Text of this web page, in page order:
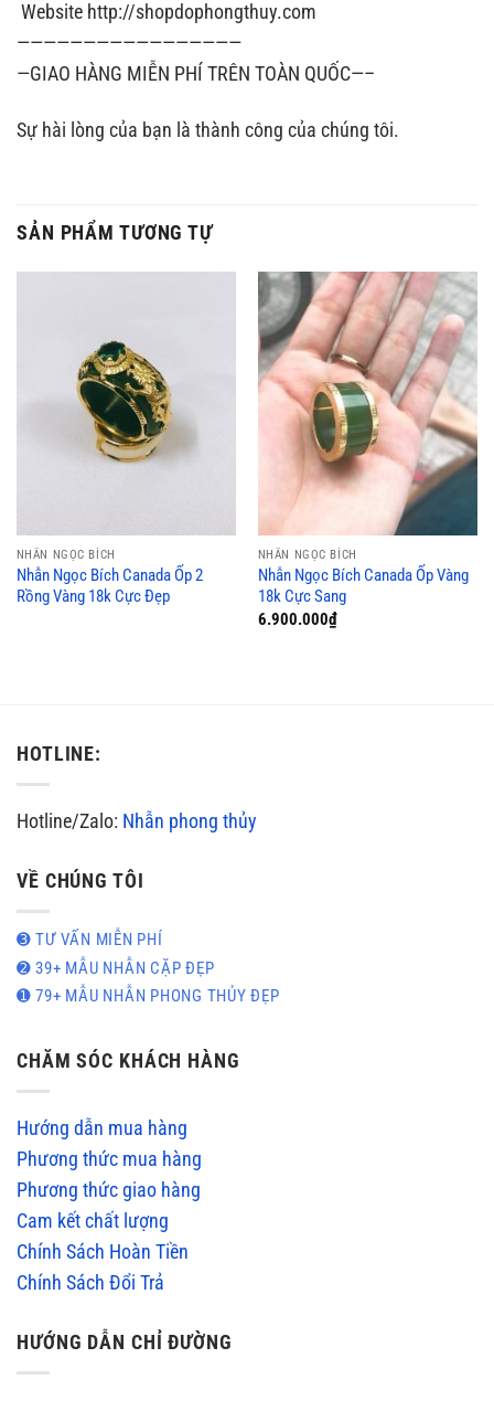
Website http://shopdophongthuy.com
—————————————————
—GIAO HÀNG MIỄN PHÍ TRÊN TOÀN QUỐC—–
Sự hài lòng của bạn là thành công của chúng tôi.
SẢN PHẨM TƯƠNG TỰ
NHẪN NGỌC BÍCH
Nhẫn Ngọc Bích Canada Ốp 2
Rồng Vàng 18k Cực Đẹp
NHẪN NGỌC BÍCH
Nhẫn Ngọc Bích Canada Ốp Vàng
18k Cực Sang
6.900.000₫
HOTLINE:
Hotline/Zalo: Nhẫn phong thủy
VỀ CHÚNG TÔI
➌ TƯ VẤN MIỄN PHÍ
➋ 39+ MẪU NHẪN CẶP ĐẸP
➊ 79+ MẪU NHẪN PHONG THỦY ĐẸP
CHĂM SÓC KHÁCH HÀNG
Hướng dẫn mua hàng
Phương thức mua hàng
Phương thức giao hàng
Cam kết chất lượng
Chính Sách Hoàn Tiền
Chính Sách Đổi Trả
HƯỚNG DẪN CHỈ ĐƯỜNG